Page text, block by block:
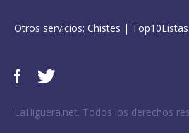
Otros servicios: Chistes |
LaHiguera.net. Todos los derechos